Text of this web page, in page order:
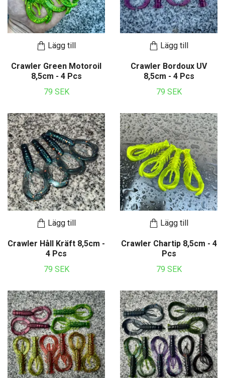
Lägg till
Crawler Green Motoroil
8,5cm - 4 Pcs
79 SEK
Lägg till
Crawler Bordoux UV
8,5cm - 4 Pcs
79 SEK
Lägg till
Crawler Håll Kräft 8,5cm -
4 Pcs
79 SEK
Lägg till
Crawler Chartip 8,5cm - 4
Pcs
79 SEK